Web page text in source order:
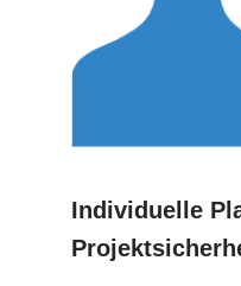
Individuelle